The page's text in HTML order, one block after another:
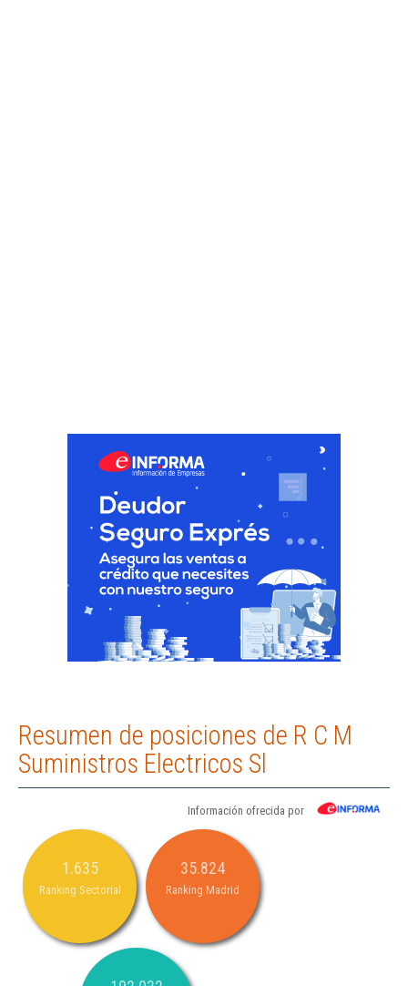
Resumen de posiciones de R C M
Suministros Electricos Sl
Información ofrecida por
1.635
Ranking Sectorial
35.824
Ranking Madrid